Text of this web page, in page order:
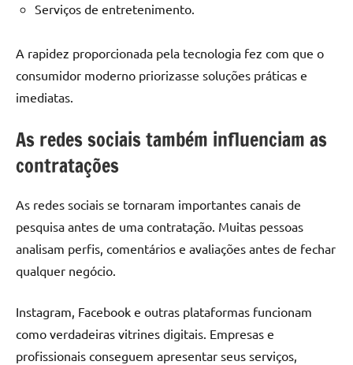
Serviços de entretenimento.
A rapidez proporcionada pela tecnologia fez com que o
consumidor moderno priorizasse soluções práticas e
imediatas.
As redes sociais também influenciam as
contratações
As redes sociais se tornaram importantes canais de
pesquisa antes de uma contratação. Muitas pessoas
analisam perfis, comentários e avaliações antes de fechar
qualquer negócio.
Instagram, Facebook e outras plataformas funcionam
como verdadeiras vitrines digitais. Empresas e
profissionais conseguem apresentar seus serviços,